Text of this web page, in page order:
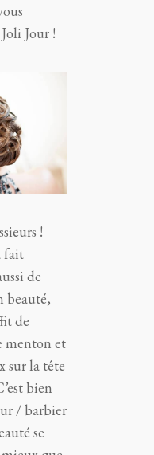
Jour !
!
fait
de
beauté,
de
menton et
sur la tête
bien
/ barbier
se